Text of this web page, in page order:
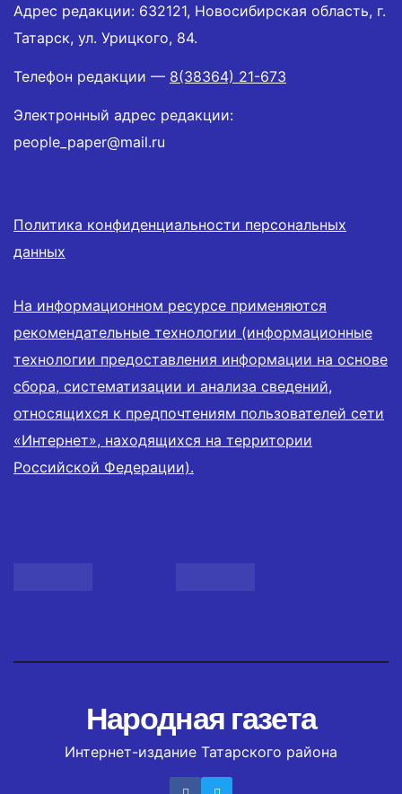
Адрес редакции: 632121, Новосибирская область, г.
Татарск, ул. Урицкого, 84.
Телефон редакции — 8(38364) 21-673
Электронный адрес редакции:
people_paper@mail.ru
Политика конфиденциальности персональных
данных
На информационном ресурсе применяются
рекомендательные технологии (информационные
технологии предоставления информации на основе
сбора, систематизации и анализа сведений,
относящихся к предпочтениям пользователей сети
«Интернет», находящихся на территории
Российской Федерации).
Народная газета
Интернет-издание Татарского района